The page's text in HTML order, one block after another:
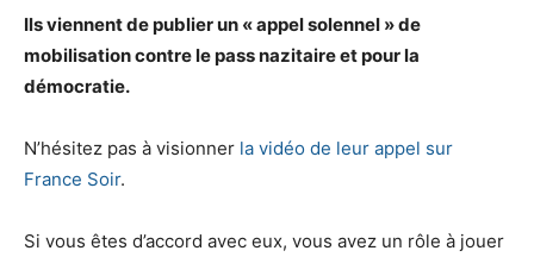
Ils viennent de publier un « appel solennel » de
mobilisation contre le pass nazitaire et pour la
démocratie.
N’hésitez pas à visionner la vidéo de leur appel sur
France Soir.
Si vous êtes d’accord avec eux, vous avez un rôle à jouer